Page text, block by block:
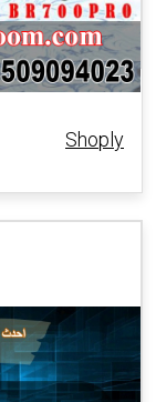
Shoply